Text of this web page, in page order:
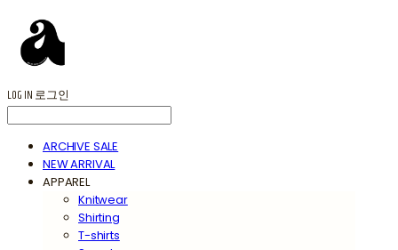
LOG IN 로그인
ARCHIVE SALE
NEW ARRIVAL
APPAREL
Knitwear
Shirting
T-shirts